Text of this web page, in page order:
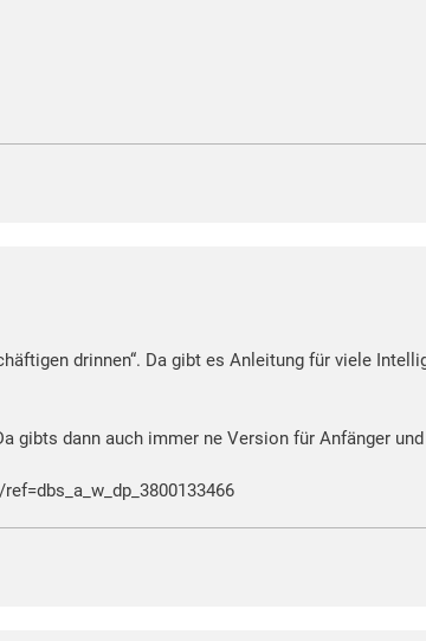
drinnen“. Da gibt es Anleitung für viele
gibts dann auch immer ne Version für Anfänger